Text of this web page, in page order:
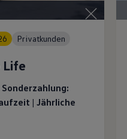
Privatkunden
Life
| Jährliche